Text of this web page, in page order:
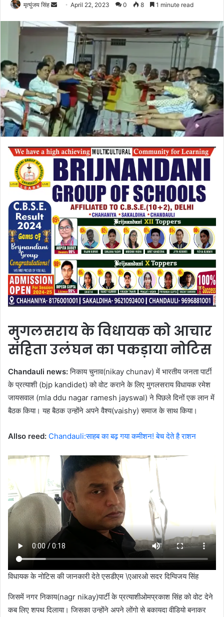
मृत्युंजय सिंह
Send
email
April 22, 2023 0 8 1 minute read
मुगलसराय के विधायक को आचार
संहिता उलंघन का पकड़ाया नोटिस
Chandauli news:निकाय चुनाव(nikay chunav) में भारतीय जनता पार्टी
के प्रत्याशी (bjp kandidet) को वोट कराने के लिए मुगलसराय विधायक रमेश
जायसवाल (mla ddu nagar ramesh jayswal) ने पिछले दिनों एक लान में
बैठक किया। यह बैठक उन्होंने अपने वैश्य(vaishy) समाज के साथ किया।
Allso reed: Chandauli:साहब का बढ़ गया कमीशन! बेच देते है राशन
विधायक के नोटिस की जानकारी देते एसडीएम \एआरओ सदर दिग्विजय सिंह
जिसमें नगर निकाय(nagr nikay)पार्टी के प्रत्याशीओमप्रकाश सिंह को वोट देने
कब लिए शपथ दिलाया। जिसका उन्होंने अपने लोंगो से बकायदा वीडियो बनाकर